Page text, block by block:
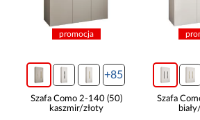
+85
2-140 (50)
+85
Szafa Como 2-150 (50)
biały/czarny